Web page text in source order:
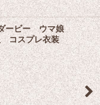
ービー ウマ娘
コスプレ衣装